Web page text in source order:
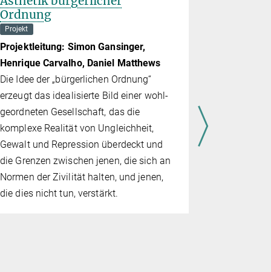
Ordnung
Projekt
Projektleitung: Simon Gansinger,
Henrique Carvalho, Daniel Matthews
Die Idee der „bürgerlichen Ordnung“
erzeugt das idealisierte Bild einer wohl­
geord­ne­ten Gesellschaft, das die
komplexe Realität von Ungleichheit,
Gewalt und Re­pres­sion überdeckt und
die Grenzen zwischen jenen, die sich an
Normen der Zivilität halten, und jenen,
die dies nicht tun, verstärkt.